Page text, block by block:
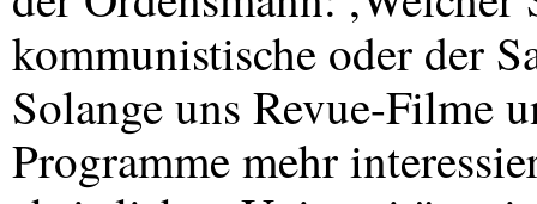
kommunistische oder der
Solange uns Revue-Filme
Programme mehr